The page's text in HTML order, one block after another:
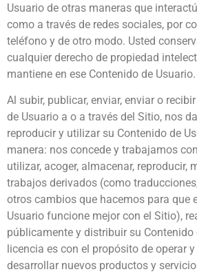
Usuario de otras maneras que
como a través de redes sociales, por
teléfono y de otro modo. Usted
cualquier derecho de propiedad
mantiene en ese Contenido de Usuario.
Al subir, publicar, enviar, enviar o
de Usuario a o a través del Sitio, nos
reproducir y utilizar su Contenido de
manera: nos concede y trabajamos
utilizar, acoger, almacenar, reproducir,
trabajos derivados (como
otros cambios que hacemos para que
Usuario funcione mejor con el Sitio),
públicamente y distribuir su Contenido
licencia es con el propósito de operar
desarrollar nuevos productos y